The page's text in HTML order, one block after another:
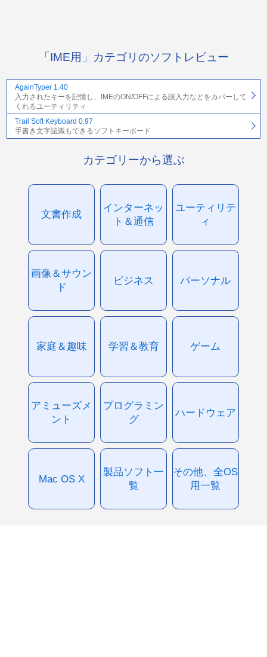
「IME用」カテゴリのソフトレビュー
AgainTyper 1.40
入力されたキーを記憶し、IMEのON/OFFによる誤入力などをカバーして
くれるユーティリティ
Trail Soft Keyboard 0.97
手書き文字認識もできるソフトキーボード
カテゴリーから選ぶ
文書作成
インターネッ
ト＆通信
ユーティリテ
ィ
画像＆サウン
ド
ビジネス パーソナル
家庭＆趣味 学習＆教育 ゲーム
アミューズメ
ント
プログラミン
グ
ハードウェア
Mac OS X
製品ソフト一
覧
その他、全OS
用一覧